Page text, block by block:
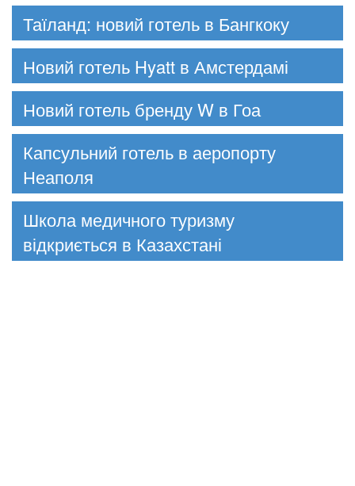
Таїланд: новий готель в Бангкоку
Новий готель Hyatt в Амстердамі
Новий готель бренду W в Гоа
Капсульний готель в аеропорту
Неаполя
Школа медичного туризму
відкриється в Казахстані